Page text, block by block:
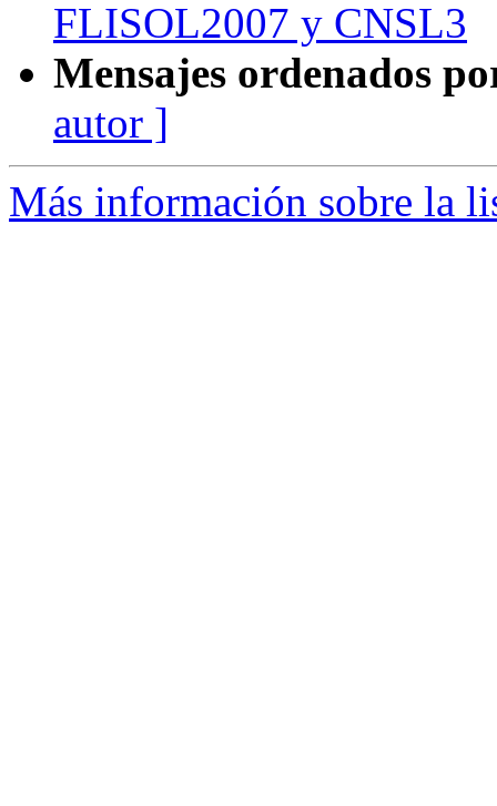
FLISOL2007 y CNSL3
Mensajes ordenados
autor ]
Más información sobre la